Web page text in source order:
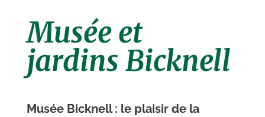
Musée et
jardins Bicknell
Musée Bicknell : le plaisir de la